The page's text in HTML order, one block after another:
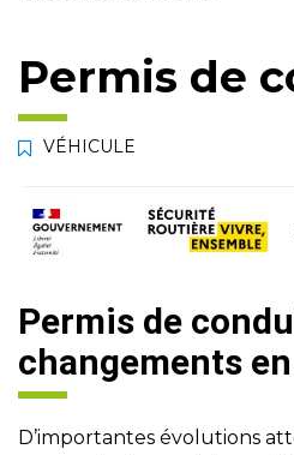
Permis de
VÉHICULE
Permis de
changements
D’importantes évolutions